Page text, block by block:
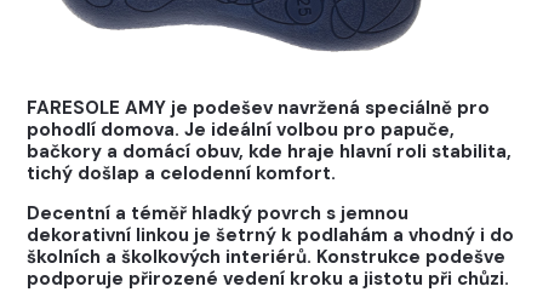
FARESOLE AMY je podešev navržená speciálně pro
pohodlí domova. Je ideální volbou pro papuče,
bačkory a domácí obuv, kde hraje hlavní roli stabilita,
tichý došlap a celodenní komfort.
Decentní a téměř hladký povrch s jemnou
dekorativní linkou je šetrný k podlahám a vhodný i do
školních a školkových interiérů. Konstrukce podešve
podporuje přirozené vedení kroku a jistotu při chůzi.